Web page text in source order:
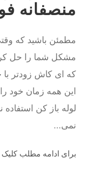
منصفانه
مطمئن باشید که
مشکل شما را حل
که ای کاش زودتر با
این همه زمان خود
لوله باز کن
نمی...
برای ادامه مطلب کلیک